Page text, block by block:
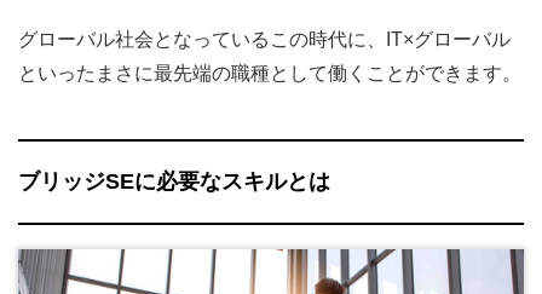
グローバル社会となっているこの時代に、IT×グローバル
といったまさに最先端の職種として働くことができます。
ブリッジSEに必要なスキルとは